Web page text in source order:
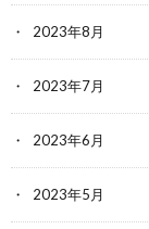
2023年8月
2023年7月
2023年6月
2023年5月